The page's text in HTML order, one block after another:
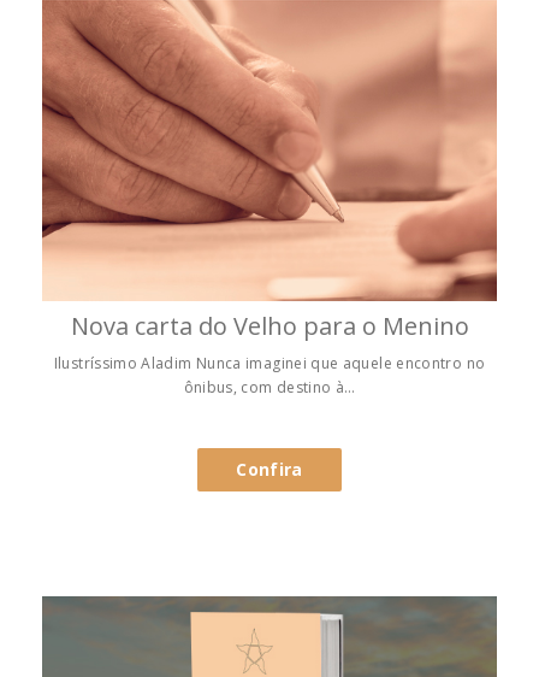
Nova carta do Velho para o Menino
Ilustríssimo Aladim Nunca imaginei que aquele encontro no
ônibus, com destino à…
Confira